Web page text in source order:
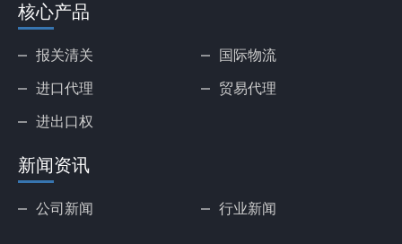
核心产品
报关清关
国际物流
进口代理
贸易代理
进出口权
新闻资讯
公司新闻 行业新闻